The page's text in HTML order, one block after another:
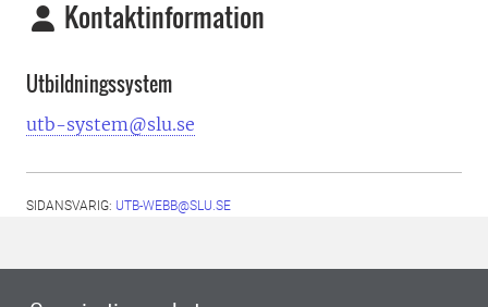
Kontaktinformation
Utbildningssystem
utb-system@slu.se
SIDANSVARIG: UTB-WEBB@SLU.SE